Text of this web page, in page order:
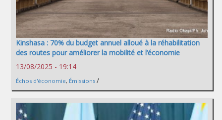
Kinshasa : 70% du budget annuel alloué à la réhabilitation
des routes pour améliorer la mobilité et l’économie
13/08/2025 - 19:14
Échos d'économie, Émissions /